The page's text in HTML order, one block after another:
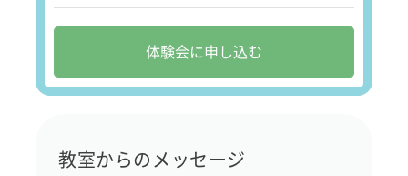
体験会に申し込む
教室からのメッセージ